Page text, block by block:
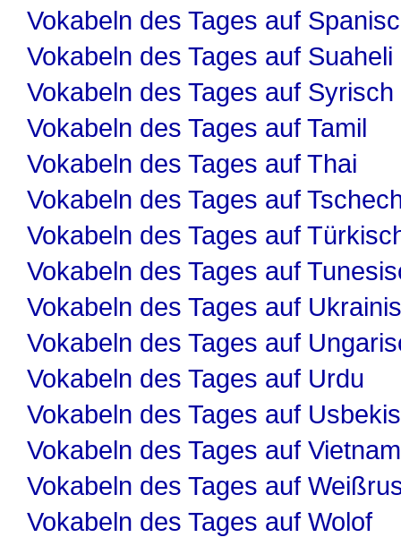
Vokabeln des Tages auf
Vokabeln des Tages auf Suaheli
Vokabeln des Tages auf Syrisch
Vokabeln des Tages auf Tamil
Vokabeln des Tages auf Thai
Vokabeln des Tages auf
Vokabeln des Tages auf
Vokabeln des Tages auf
Vokabeln des Tages auf
Vokabeln des Tages auf
Vokabeln des Tages auf Urdu
Vokabeln des Tages auf
Vokabeln des Tages auf
Vokabeln des Tages auf
Vokabeln des Tages auf Wolof